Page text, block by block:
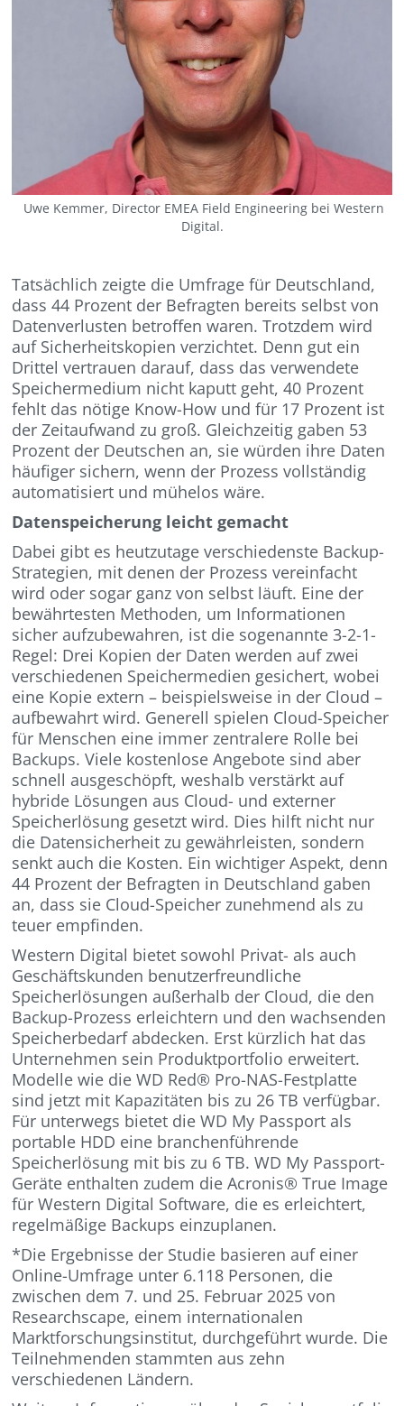
Uwe Kemmer, Director EMEA Field Engineering bei Western
Digital.
Tatsächlich zeigte die Umfrage für Deutschland,
dass 44 Prozent der Befragten bereits selbst von
Datenverlusten betroffen waren. Trotzdem wird
auf Sicherheitskopien verzichtet. Denn gut ein
Drittel vertrauen darauf, dass das verwendete
Speichermedium nicht kaputt geht, 40 Prozent
fehlt das nötige Know-How und für 17 Prozent ist
der Zeitaufwand zu groß. Gleichzeitig gaben 53
Prozent der Deutschen an, sie würden ihre Daten
häufiger sichern, wenn der Prozess vollständig
automatisiert und mühelos wäre.
Datenspeicherung leicht gemacht
Dabei gibt es heutzutage verschiedenste Backup-
Strategien, mit denen der Prozess vereinfacht
wird oder sogar ganz von selbst läuft. Eine der
bewährtesten Methoden, um Informationen
sicher aufzubewahren, ist die sogenannte 3-2-1-
Regel: Drei Kopien der Daten werden auf zwei
verschiedenen Speichermedien gesichert, wobei
eine Kopie extern – beispielsweise in der Cloud –
aufbewahrt wird. Generell spielen Cloud-Speicher
für Menschen eine immer zentralere Rolle bei
Backups. Viele kostenlose Angebote sind aber
schnell ausgeschöpft, weshalb verstärkt auf
hybride Lösungen aus Cloud- und externer
Speicherlösung gesetzt wird. Dies hilft nicht nur
die Datensicherheit zu gewährleisten, sondern
senkt auch die Kosten. Ein wichtiger Aspekt, denn
44 Prozent der Befragten in Deutschland gaben
an, dass sie Cloud-Speicher zunehmend als zu
teuer empfinden.
Western Digital bietet sowohl Privat- als auch
Geschäftskunden benutzerfreundliche
Speicherlösungen außerhalb der Cloud, die den
Backup-Prozess erleichtern und den wachsenden
Speicherbedarf abdecken. Erst kürzlich hat das
Unternehmen sein Produktportfolio erweitert.
Modelle wie die WD Red® Pro-NAS-Festplatte
sind jetzt mit Kapazitäten bis zu 26 TB verfügbar.
Für unterwegs bietet die WD My Passport als
portable HDD eine branchenführende
Speicherlösung mit bis zu 6 TB. WD My Passport-
Geräte enthalten zudem die Acronis® True Image
für Western Digital Software, die es erleichtert,
regelmäßige Backups einzuplanen.
*Die Ergebnisse der Studie basieren auf einer
Online-Umfrage unter 6.118 Personen, die
zwischen dem 7. und 25. Februar 2025 von
Researchscape, einem internationalen
Marktforschungsinstitut, durchgeführt wurde. Die
Teilnehmenden stammten aus zehn
verschiedenen Ländern.